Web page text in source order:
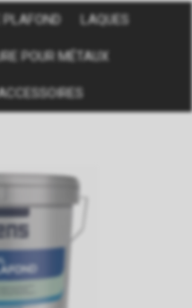
PLAFOND LAQUES
POUR MÉTAUX